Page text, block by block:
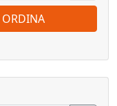
ORDINA